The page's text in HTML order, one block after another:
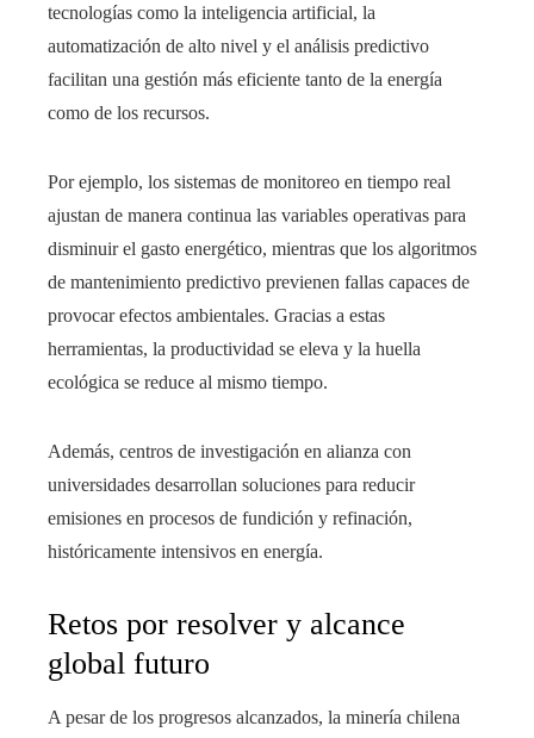
tecnologías como la inteligencia artificial, la
automatización de alto nivel y el análisis predictivo
facilitan una gestión más eficiente tanto de la energía
como de los recursos.
Por ejemplo, los sistemas de monitoreo en tiempo real
ajustan de manera continua las variables operativas para
disminuir el gasto energético, mientras que los algoritmos
de mantenimiento predictivo previenen fallas capaces de
provocar efectos ambientales. Gracias a estas
herramientas, la productividad se eleva y la huella
ecológica se reduce al mismo tiempo.
Además, centros de investigación en alianza con
universidades desarrollan soluciones para reducir
emisiones en procesos de fundición y refinación,
históricamente intensivos en energía.
Retos por resolver y alcance
global futuro
A pesar de los progresos alcanzados, la minería chilena